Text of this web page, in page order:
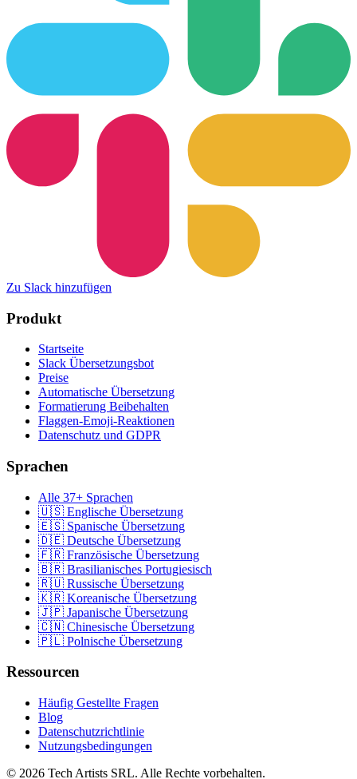
Zu Slack hinzufügen
Produkt
Startseite
Slack Übersetzungsbot
Preise
Automatische Übersetzung
Formatierung Beibehalten
Flaggen-Emoji-Reaktionen
Datenschutz und GDPR
Sprachen
Alle 37+ Sprachen
🇺🇸 Englische Übersetzung
🇪🇸 Spanische Übersetzung
🇩🇪 Deutsche Übersetzung
🇫🇷 Französische Übersetzung
🇧🇷 Brasilianisches Portugiesisch
🇷🇺 Russische Übersetzung
🇰🇷 Koreanische Übersetzung
🇯🇵 Japanische Übersetzung
🇨🇳 Chinesische Übersetzung
🇵🇱 Polnische Übersetzung
Ressourcen
Häufig Gestellte Fragen
Blog
Datenschutzrichtlinie
Nutzungsbedingungen
© 2026 Tech Artists SRL. Alle Rechte vorbehalten.